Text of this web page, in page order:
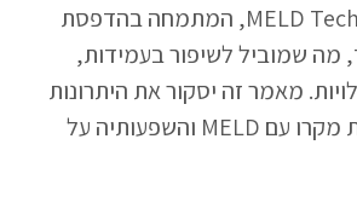
זה היא MELD Technologies, המתמחה בהדפסת
מה שמוביל לשיפור בעמידות,
מאמר זה יסקור את היתרונות
של הדפסת מתכת מקרו עם MELD והשפעותיה על